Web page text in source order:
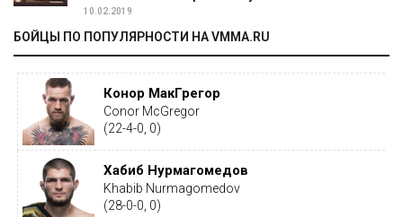
10.02.2019
БОЙЦЫ ПО ПОПУЛЯРНОСТИ НА VMMA.RU
Конор МакГрегор
Conor McGregor
(22-4-0, 0)
Хабиб Нурмагомедов
Khabib Nurmagomedov
(28-0-0, 0)